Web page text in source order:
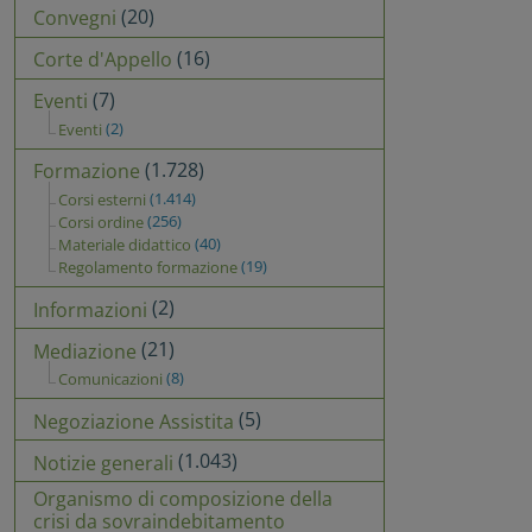
Convegni (20)
Corte d'Appello (16)
Eventi (7)
Eventi (2)
Formazione (1.728)
Corsi esterni (1.414)
Corsi ordine(256)
Materiale didattico (40)
Regolamento formazione(19)
Informazioni (2)
Mediazione (21)
Comunicazioni (8)
Negoziazione Assistita (5)
Notizie generali (1.043)
Organismo di composizione della
crisi da sovraindebitamento